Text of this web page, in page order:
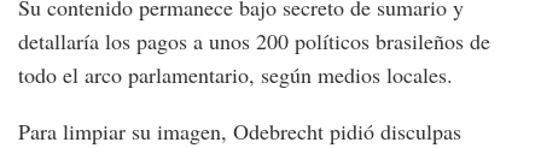
Su contenido permanece bajo secreto de sumario y
detallaría los pagos a unos 200 políticos brasileños de
todo el arco parlamentario, según medios locales.
Para limpiar su imagen, Odebrecht pidió disculpas